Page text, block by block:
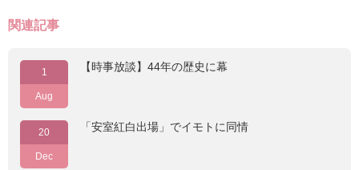
関連記事
1
Aug
【時事放談】44年の歴史に幕
20
Dec
「安室紅白出場」でイモトに同情